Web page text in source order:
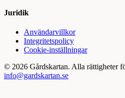
Juridik
Användarvillkor
Integritetspolicy
Cookie-inställningar
© 2026 Gårdskartan. Alla rättigheter
info@gardskartan.se